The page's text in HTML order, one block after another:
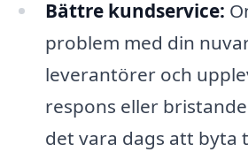
Bättre kundservice:
problem med din
leverantörer och
respons eller
det vara dags att byta